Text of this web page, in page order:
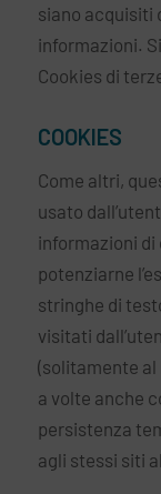
siano acquisiti
informazioni.
Cookies di
COOKIES
Come altri,
usato
informazioni
potenziarne
stringhe di
visitati
(solitamente al
a volte anche
persistenza
agli stessi siti